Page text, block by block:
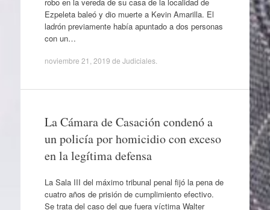
Ezpeleta baleó y dio muerte a Kevin Amarilla. El
ladrón previamente había apuntado a dos personas
con un…
noviembre 21, 2019 de Judiciales.
La Cámara de Casación condenó a
un policía por homicidio con exceso
en la legítima defensa
La Sala III del máximo tribunal penal fijó la pena de
cuatro años de prisión de cumplimiento efectivo.
Se trata del caso del que fuera víctima Walter